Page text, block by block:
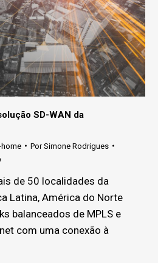
SD-WAN da
PorSimone Rodrigues
de 50 localidades da
Latina, América do Norte
balanceados de MPLS e
com uma conexão à